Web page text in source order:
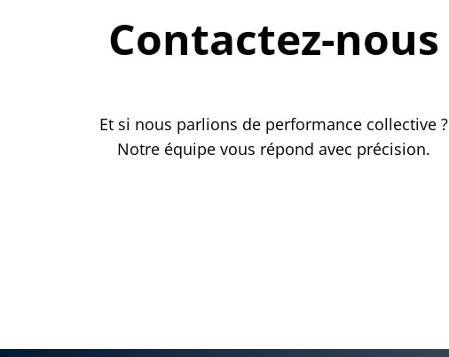
Contactez-nous
Et si nous parlions de performance collective ?
Notre équipe vous répond avec précision.